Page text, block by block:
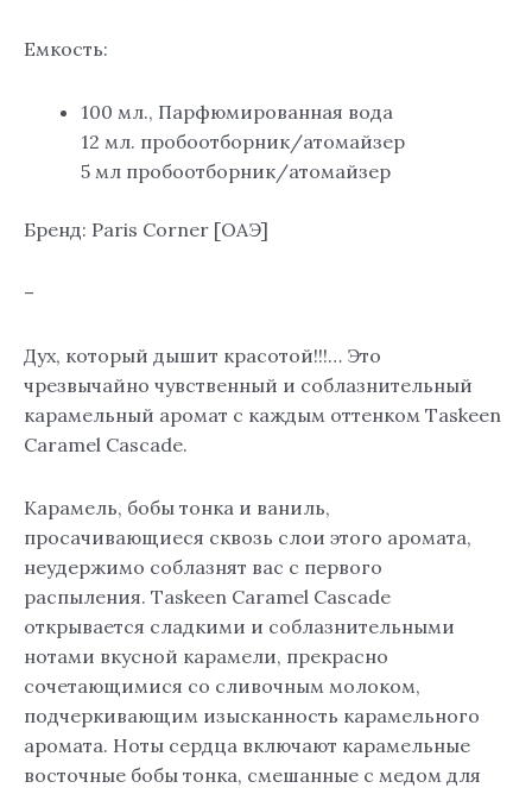
Емкость:
100 мл., Парфюмированная вода
12 мл. пробоотборник/атомайзер
5 мл пробоотборник/атомайзер
Бренд: Paris Corner [ОАЭ]
–
Дух, который дышит красотой!!!… Это
чрезвычайно чувственный и соблазнительный
карамельный аромат с каждым оттенком Taskeen
Caramel Cascade.
Карамель, бобы тонка и ваниль,
просачивающиеся сквозь слои этого аромата,
неудержимо соблазнят вас с первого
распыления. Taskeen Caramel Cascade
открывается сладкими и соблазнительными
нотами вкусной карамели, прекрасно
сочетающимися со сливочным молоком,
подчеркивающим изысканность карамельного
аромата. Ноты сердца включают карамельные
восточные бобы тонка, смешанные с медом для